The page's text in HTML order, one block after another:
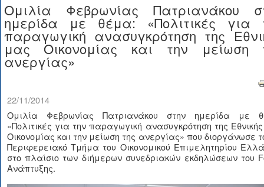
Ομιλία Φεβρωνίας Πατριανάκου
ημερίδα με θέμα: «Πολιτικές για
παραγωγική ανασυγκρότηση της
μας Οικονομίας και την μείωση
ανεργίας»
22/11/2014
Ομιλία Φεβρωνίας Πατριανάκου στην ημερίδα με
«Πολιτικές για την παραγωγική ανασυγκρότηση της
Οικονομίας και την μείωση της ανεργίας» που διοργάνωσε
Περιφερειακό Τμήμα του Οικονομικού Επιμελητηρίου
στο πλαίσιο των διήμερων συνεδριακών εκδηλώσεων του
Ανάπτυξης.